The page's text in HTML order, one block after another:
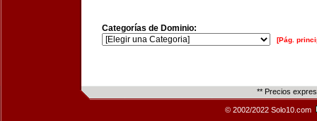
Categorías de Dominio:
[Pág.
** Precios
© 2002/2022 Solo10.com